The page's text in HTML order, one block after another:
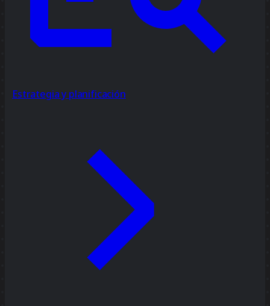
Estrategia y planificación